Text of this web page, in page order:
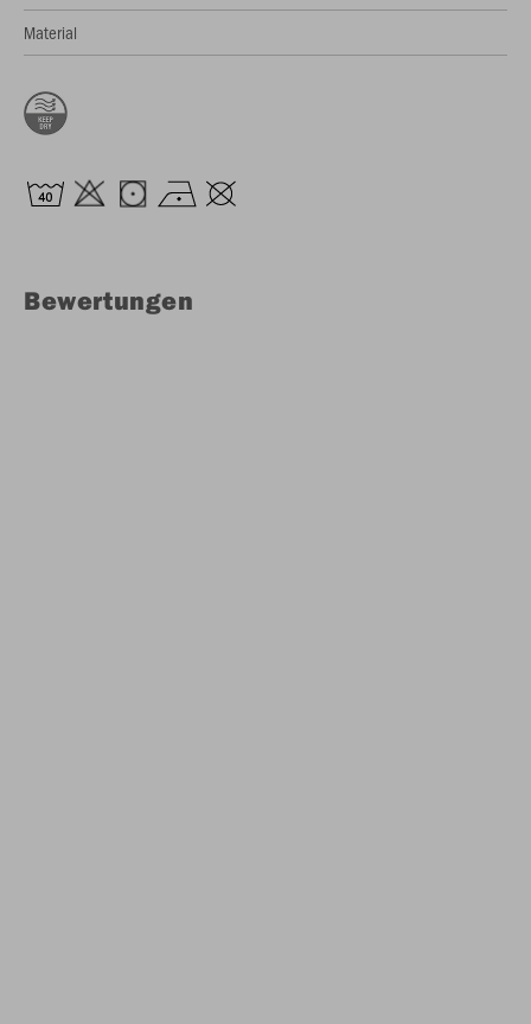
Material
Bewertungen